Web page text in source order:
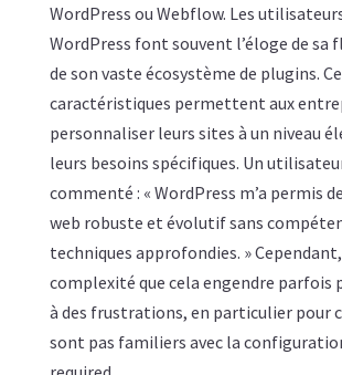
WordPress ou Webflow. Les
WordPress font souvent l’éloge de sa
de son vaste écosystème de plugins.
caractéristiques permettent aux
personnaliser leurs sites à un niveau
leurs besoins spécifiques. Un
commenté : « WordPress m’a permis
web robuste et évolutif sans
techniques approfondies. »
complexité que cela engendre parfois
à des frustrations, en particulier pour
sont pas familiers avec la